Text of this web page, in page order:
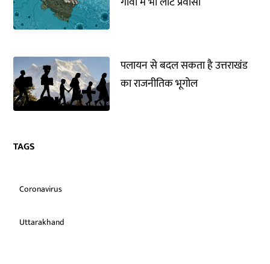
पलायन से बदल सकता है उत्तराखंड
का राजनीतिक भूगोल
TAGS
Coronavirus
Uttarakhand